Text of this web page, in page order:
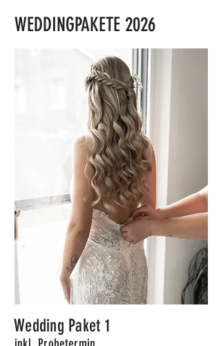
WEDDINGPAKETE 2026
Wedding Paket 1